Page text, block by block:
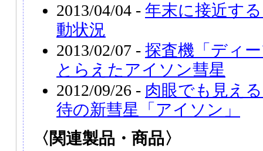
2013/04/04 - 年末に接近す
動状況
2013/02/07 - 探査機「ディ
とらえたアイソン彗星
2012/09/26 - 肉眼でも見え
待の新彗星「アイソン」
〈関連製品・商品〉